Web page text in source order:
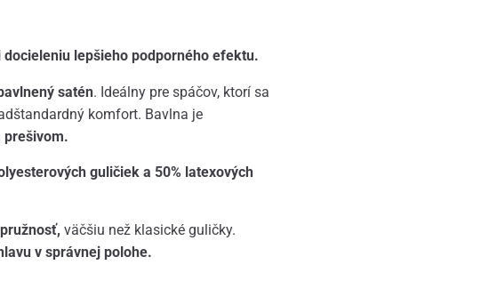
lepšieho podporného efektu.
satén. Ideálny pre spáčov, ktorí sa
komfort. Bavlna je
prešivom.
guličiek a 50% latexových
väčšiu než klasické guličky.
v správnej polohe.